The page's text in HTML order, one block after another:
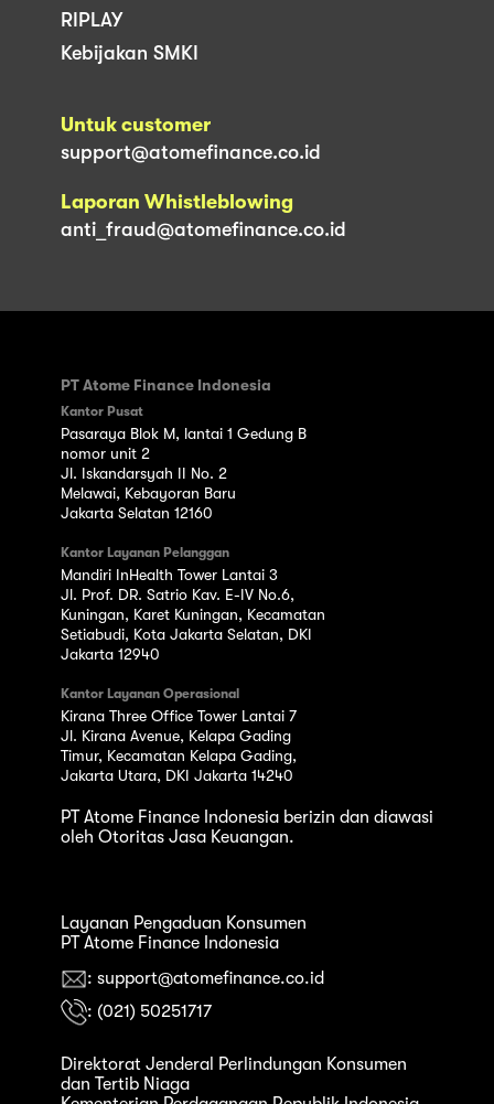
RIPLAY
Kebijakan SMKI
Untuk customer
support@atomefinance.co.id
Laporan Whistleblowing
anti_fraud@atomefinance.co.id
PT Atome Finance Indonesia
Kantor Pusat
Pasaraya Blok M, lantai 1 Gedung B
nomor unit 2
Jl. Iskandarsyah II No. 2
Melawai, Kebayoran Baru
Jakarta Selatan 12160
Kantor Layanan Pelanggan
Mandiri InHealth Tower Lantai 3
Jl. Prof. DR. Satrio Kav. E-IV No.6,
Kuningan, Karet Kuningan, Kecamatan
Setiabudi, Kota Jakarta Selatan, DKI
Jakarta 12940
Kantor Layanan Operasional
Kirana Three Office Tower Lantai 7
Jl. Kirana Avenue, Kelapa Gading
Timur, Kecamatan Kelapa Gading,
Jakarta Utara, DKI Jakarta 14240
PT Atome Finance Indonesia berizin dan diawasi
oleh Otoritas Jasa Keuangan.
Layanan Pengaduan Konsumen
PT Atome Finance Indonesia
: support@atomefinance.co.id
: (021) 50251717
Direktorat Jenderal Perlindungan Konsumen
dan Tertib Niaga